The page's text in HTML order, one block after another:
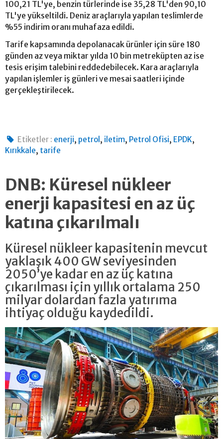
100,21 TL'ye, benzin türlerinde ise 35,28 TL'den 90,10
TL'ye yükseltildi. Deniz araçlarıyla yapılan teslimlerde
%55 indirim oranı muhafaza edildi.
Tarife kapsamında depolanacak ürünler için süre 180
günden az veya miktar yılda 10 bin metreküpten az ise
tesis erişim talebini reddedebilecek. Kara araçlarıyla
yapılan işlemler iş günleri ve mesai saatleri içinde
gerçekleştirilecek.
Etiketler : enerji, petrol , iletim, Petrol Ofisi, EPDK,
Kırıkkale, tarife
DNB: Küresel nükleer
enerji kapasitesi en az üç
katına çıkarılmalı
Küresel nükleer kapasitenin mevcut
yaklaşık 400 GW seviyesinden
2050’ye kadar en az üç katına
çıkarılması için yıllık ortalama 250
milyar dolardan fazla yatırıma
ihtiyaç olduğu kaydedildi.